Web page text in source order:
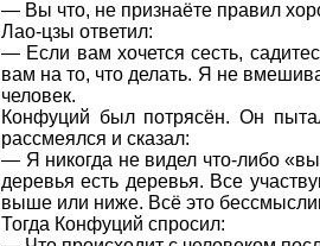
— Вы что, не признаёте правил
Лао-цзы ответил:
— Если вам хочется сесть,
вам на то, что делать. Я не
человек.
Конфуций был потрясён. Он
рассмеялся и сказал:
— Я никогда не видел что-либо
деревья есть деревья. Все
выше или ниже. Всё это
Тогда Конфуций спросил: